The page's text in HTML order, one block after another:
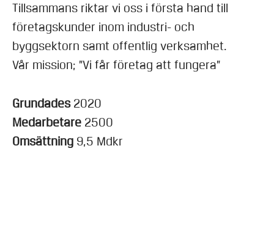
Tillsammans riktar vi oss i första hand till
företagskunder inom industri- och
byggsektorn samt offentlig verksamhet.
Vår mission; ”Vi får företag att fungera”
Grundades 2020
Medarbetare 2500
Omsättning 9,5 Mdkr